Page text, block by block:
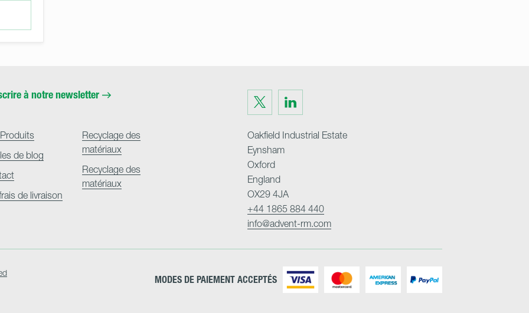
à notre newsletter
Visit
us
on
Twitter
Visit
on
LinkedIn
de blog
de livraison
Recyclage des
matériaux
Recyclage des
matériaux
Oakfield Industrial Estate
Eynsham
Oxford
England
OX29 4JA
+44 1865 884 440
info@advent-rm.com
MODES DE PAIEMENT ACCEPTÉS